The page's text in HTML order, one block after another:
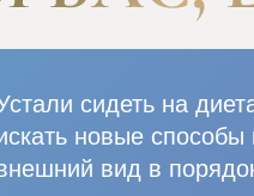
сидеть на
новые способы
вид в